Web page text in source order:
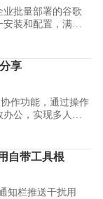
批量部署的谷歌
装和配置，满足
享
作功能，通过操作
公，实现多人同
自带工具根
知栏推送干扰用